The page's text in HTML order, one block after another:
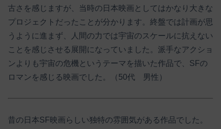
古さを感じますが、当時の日本映画としてはかなり大きな
プロジェクトだったことが分かります。終盤では計画が思
うように進まず、人間の力では宇宙のスケールに抗えない
ことを感じさせる展開になっていました。派手なアクショ
ンよりも宇宙の危機というテーマを描いた作品で、SFの
ロマンを感じる映画でした。（50代 男性）
昔の日本SF映画らしい独特の雰囲気がある作品でした。